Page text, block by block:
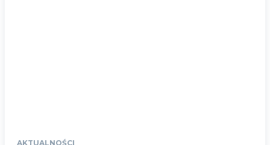
AKTUALNOŚCI